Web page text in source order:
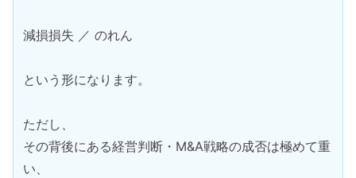
減損損失 ／ のれん
という形になります。
ただし、
その背後にある経営判断・M&A戦略の成否は極めて重
い、